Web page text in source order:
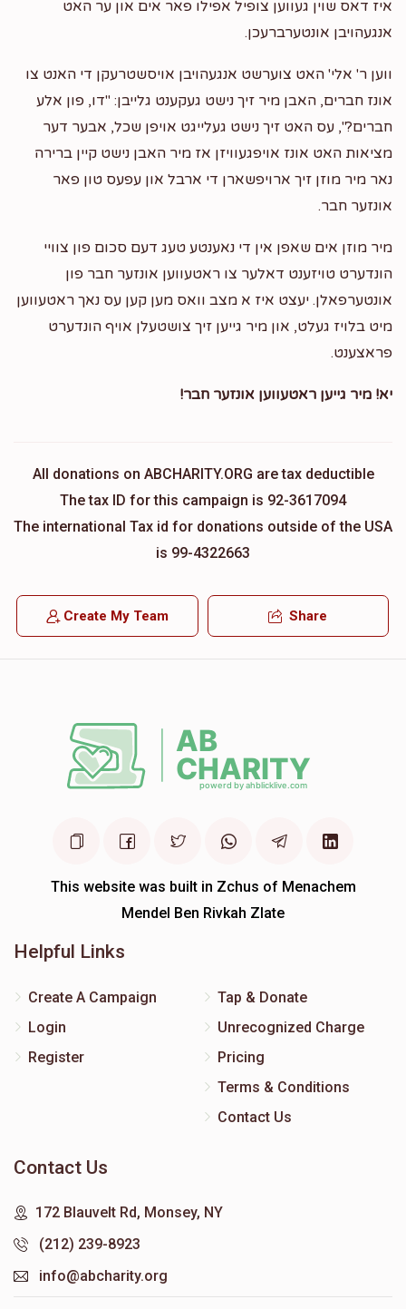
איז דאס שוין געווען צופיל אפילו פאר אים און ער האט
אנגעהויבן אונטערברעכן.
ווען ר' אלי' האט צוערשט אנגעהויבן אויסשטרעקן די האנט צו
אונז חברים, האבן מיר זיך נישט געקענט גלייבן: "דו, פון אלע
חברים?", עס האט זיך נישט געלייגט אויפן שכל, אבער דער
מציאות האט אונז אויפגעוויזן אז מיר האבן נישט קיין ברירה
נאר מיר מוזן זיך ארויפשארן די ארבל און עפעס טון פאר
אונזער חבר.
מיר מוזן אים שאפן אין די נאענטע טעג דעם סכום פון צוויי
הונדערט טויזענט דאלער צו ראטעווען אונזער חבר פון
אונטערפאלן. יעצט איז א מצב וואס מען קען עס נאך ראטעווען
מיט בלויז געלט, און מיר גייען זיך צושטעלן אויף הונדערט
פראצענט.
יא! מיר גייען ראטעווען אונזער חבר!
All donations on ABCHARITY.ORG are tax deductible
The tax ID for this campaign is 92-3617094
The international Tax id for donations outside of the USA
is 99-4322663
Create My Team Share
This website was built in Zchus of Menachem
Mendel Ben Rivkah Zlate
Helpful Links
Create A Campaign
Login
Register
Tap & Donate
Unrecognized Charge
Pricing
Terms & Conditions
Contact Us
Contact Us
172 Blauvelt Rd, Monsey, NY
(212) 239-8923
info@abcharity.org